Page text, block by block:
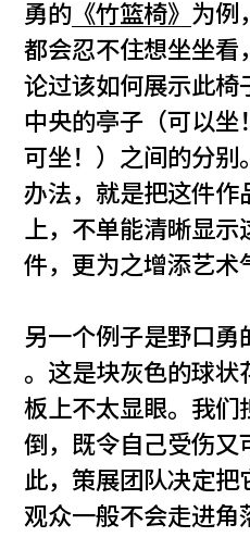
勇的 《竹篮椅》 为例
都会忍不住想坐坐看
论过该如何展示此椅
中央的亭子（可以坐
可坐！）之间的分别
办法，就是把这件作
上，不单能清晰显示
件，更为之增添艺术
另一个例子是野口勇
。这是块灰色的球状
板上不太显眼。我们
倒，既令自己受伤又
此，策展团队决定把
观众一般不会走进角